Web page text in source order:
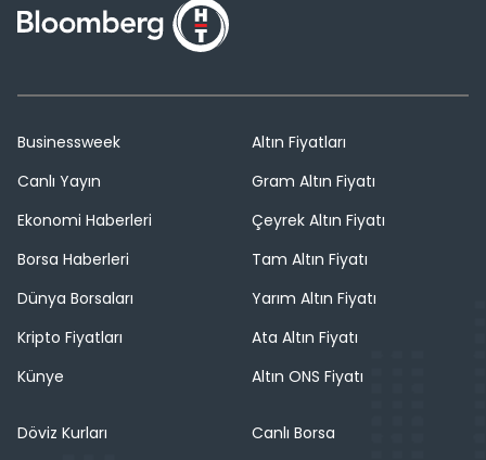
Businessweek
Canlı Yayın
Ekonomi Haberleri
Borsa Haberleri
Dünya Borsaları
Kripto Fiyatları
Künye
Altın Fiyatları
Gram Altın Fiyatı
Çeyrek Altın Fiyatı
Tam Altın Fiyatı
Yarım Altın Fiyatı
Ata Altın Fiyatı
Altın ONS Fiyatı
Döviz Kurları
Canlı Borsa